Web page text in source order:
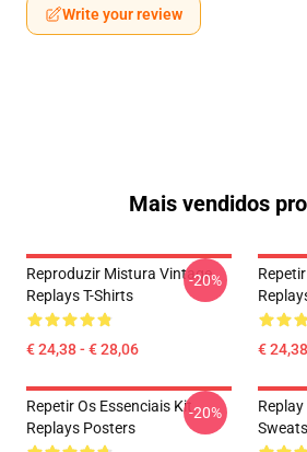
Write your review
Mais vendidos
Reproduzir Mistura Vintage
Replays T-Shirts
€ 24,38 - € 28,06
-20%
€
Repetir Os Essenciais Kit
Replays Posters
-20%